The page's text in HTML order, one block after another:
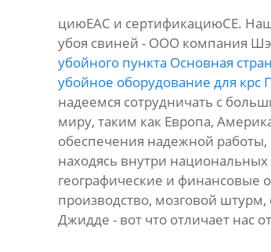
циюЕАС и сертификациюСЕ.
убоя свиней - ООО компания
убойного пункта Основная
убойное оборудование для крс
надеемся сотрудничать с
миру, таким как Европа,
обеспечения надежной
находясь внутри
географические и
производство, мозговой штурм,
Джидде - вот что отличает нас